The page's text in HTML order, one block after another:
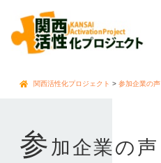
関西活性化プロジェクト > 参加企業の声
参加企業の声